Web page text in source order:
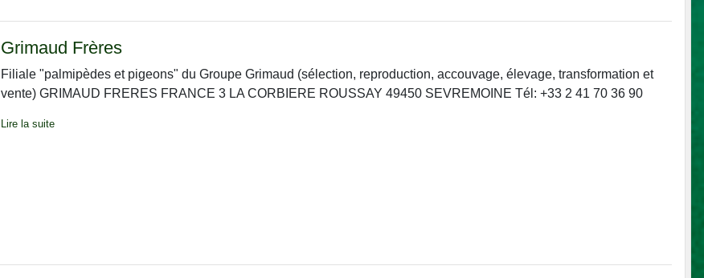
Grimaud Frères
Filiale "palmipèdes et pigeons" du Groupe Grimaud (sélection, reproduction, accouvage, élevage, transformation et
vente) GRIMAUD FRERES FRANCE 3 LA CORBIERE ROUSSAY 49450 SEVREMOINE Tél: +33 2 41 70 36 90
Lire la suite